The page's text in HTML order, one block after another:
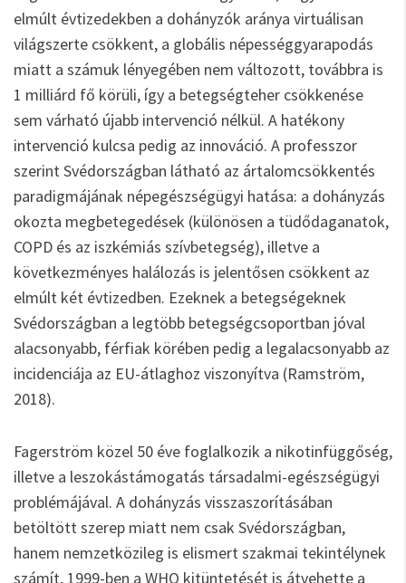
elmúlt évtizedekben a dohányzók aránya virtuálisan
világszerte csökkent, a globális népességgyarapodás
miatt a számuk lényegében nem változott, továbbra is
1 milliárd fő körüli, így a betegségteher csökkenése
sem várható újabb intervenció nélkül. A hatékony
intervenció kulcsa pedig az innováció. A professzor
szerint Svédországban látható az ártalomcsökkentés
paradigmájának népegészségügyi hatása: a dohányzás
okozta megbetegedések (különösen a tüdődaganatok,
COPD és az iszkémiás szívbetegség), illetve a
következményes halálozás is jelentősen csökkent az
elmúlt két évtizedben. Ezeknek a betegségeknek
Svédországban a legtöbb betegségcsoportban jóval
alacsonyabb, férfiak körében pedig a legalacsonyabb az
incidenciája az EU-átlaghoz viszonyítva (Ramström,
2018).
Fagerström közel 50 éve foglalkozik a nikotinfüggőség,
illetve a leszokástámogatás társadalmi-egészségügyi
problémájával. A dohányzás visszaszorításában
betöltött szerep miatt nem csak Svédországban,
hanem nemzetközileg is elismert szakmai tekintélynek
számít, 1999-ben a WHO kitüntetését is átvehette a